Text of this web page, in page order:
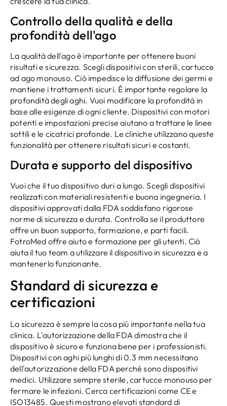
Controllo della qualità e della
profondità dell'ago
La qualità dell'ago è importante per ottenere buoni
risultati e sicurezza. Scegli dispositivi con sterili, cartucce
ad ago monouso. Ciò impedisce la diffusione dei germi e
mantiene i trattamenti sicuri. È importante regolare la
profondità degli aghi. Vuoi modificare la profondità in
base alle esigenze di ogni cliente. Dispositivi con motori
potenti e impostazioni precise aiutano a trattare le linee
sottili e le cicatrici profonde. Le cliniche utilizzano queste
funzionalità per ottenere risultati sicuri e costanti.
Durata e supporto del dispositivo
Vuoi che il tuo dispositivo duri a lungo. Scegli dispositivi
realizzati con materiali resistenti e buona ingegneria. I
dispositivi approvati dalla FDA soddisfano rigorose
norme di sicurezza e durata. Controlla se il produttore
offre un buon supporto, formazione, e parti facili.
FotroMed offre aiuto e formazione per gli utenti. Ciò
aiuta il tuo team a utilizzare il dispositivo in sicurezza e a
mantenerlo funzionante.
Standard di sicurezza e
certificazioni
La sicurezza è sempre la cosa più importante nella tua
clinica. L'autorizzazione della FDA dimostra che il
dispositivo è sicuro e funziona bene per i professionisti.
Dispositivi con aghi più lunghi di 0.3 mm necessitano
dell'autorizzazione della FDA perché sono dispositivi
medici. Utilizzare sempre sterile, cartucce monouso per
fermare le infezioni. Cerca certificazioni come CE e
ISO13485. Questi mostrano elevati standard di